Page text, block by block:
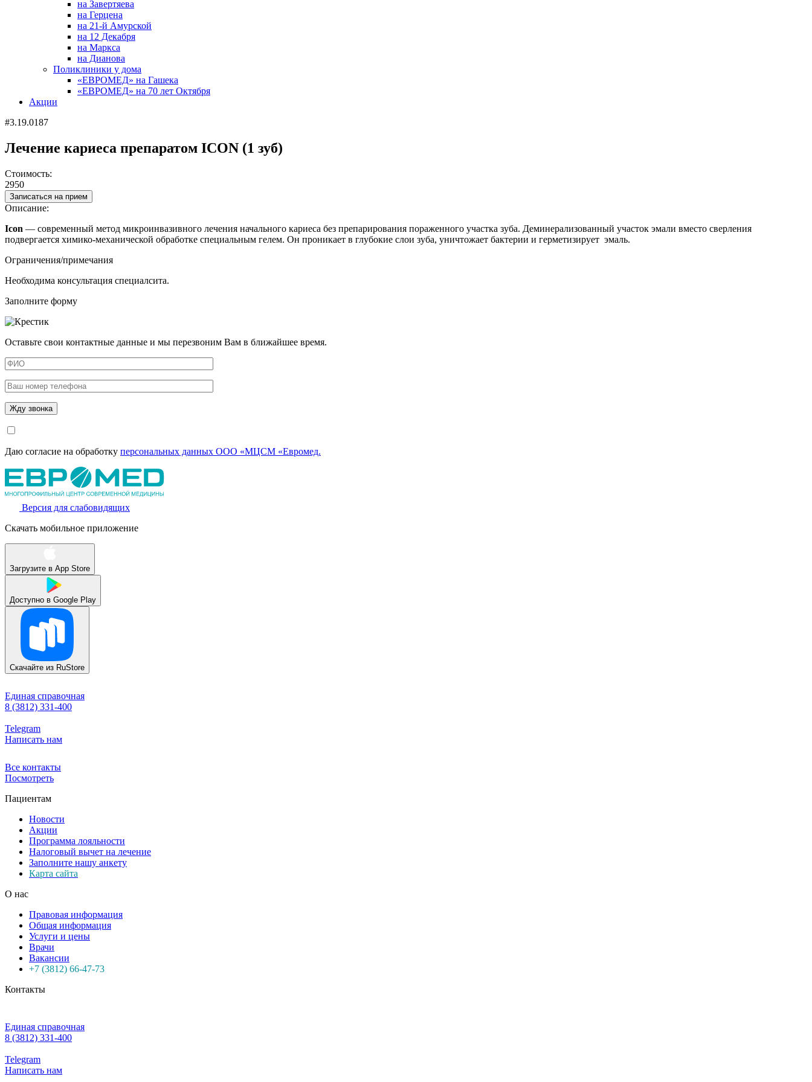
на Завертяева
на Герцена
на 21-й Амурской
на 12 Декабря
на Маркса
на Дианова
Поликлиники у дома
«ЕВРОМЕД» на Гашека
«ЕВРОМЕД» на 70 лет Октября
Акции
#3.19.0187
Лечение кариеса препаратом ICON (1 зуб)
Стоимость:
2950
Записаться на прием
Описание:
Icon — современный метод микроинвазивного лечения начального кариеса без препарирования пораженного участка зуба. Деминерализованный участок эмали вместо сверления
подвергается химико-механической обработке специальным гелем. Он проникает в глубокие слои зуба, уничтожает бактерии и герметизирует эмаль.
Ограничения/примечания
Необходима консультация специалсита.
Заполните форму
Оставьте свои контактные данные и мы перезвоним Вам в ближайшее время.
Даю согласие на обработку персональных данных ООО «МЦСМ «Евромед.
Версия для слабовидящих
Скачать мобильное приложение
Загрузите в App Store
Доступно в Google Play
Скачайте из RuStore
Единая справочная
8 (3812) 331-400
Telegram
Написать нам
Все контакты
Посмотреть
Пациентам
Новости
Акции
Программа лояльности
Налоговый вычет на лечение
Заполните нашу анкету
Карта сайта
О нас
Правовая информация
Общая информация
Услуги и цены
Врачи
Вакансии
+7 (3812) 66-47-73
Контакты
Единая справочная
8 (3812) 331-400
Telegram
Написать нам